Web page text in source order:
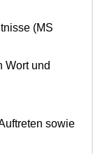
(MS
Wort und
sowie